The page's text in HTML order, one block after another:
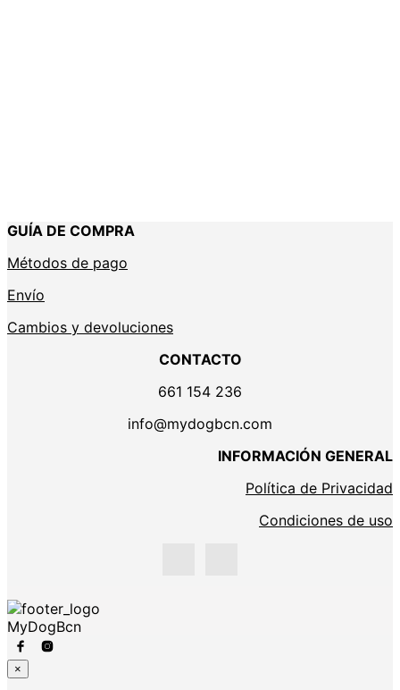
GUÍA DE COMPRA
Métodos de pago
Envío
Cambios y devoluciones
CONTACTO
661 154 236
info@mydogbcn.com
INFORMACIÓN GENERAL
Política de Privacidad
Condiciones de uso
MyDogBcn
×